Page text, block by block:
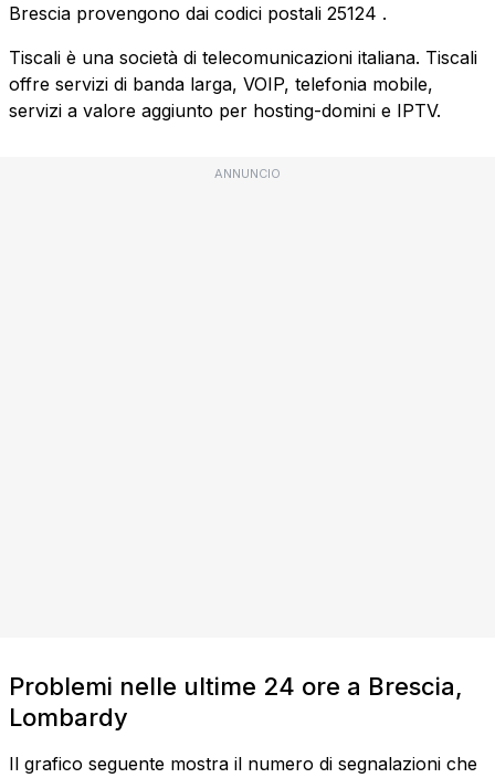
Brescia provengono dai codici postali 25124 .
Tiscali è una società di telecomunicazioni italiana. Tiscali
offre servizi di banda larga, VOIP, telefonia mobile,
servizi a valore aggiunto per hosting-domini e IPTV.
ANNUNCIO
Problemi nelle ultime 24 ore a Brescia,
Lombardy
Il grafico seguente mostra il numero di segnalazioni che